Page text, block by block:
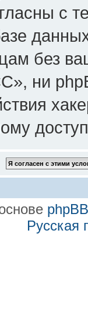
с
без
ни
phpBB
Русская